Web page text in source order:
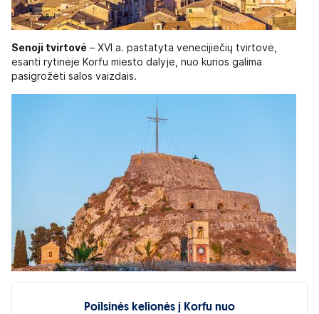
Senoji tvirtovė – XVI a. pastatyta venecijiečių tvirtovė,
esanti rytinėje Korfu miesto dalyje, nuo kurios galima
pasigrožėti salos vaizdais.
Poilsinės kelionės į Korfu nuo